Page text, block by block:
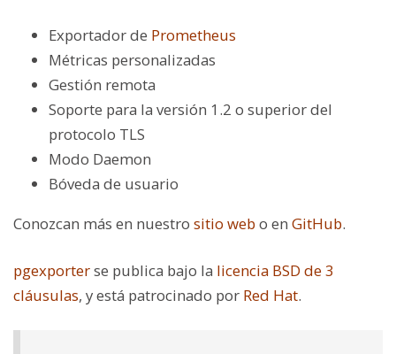
Exportador de Prometheus
Métricas personalizadas
Gestión remota
Soporte para la versión 1.2 o superior del
protocolo TLS
Modo Daemon
Bóveda de usuario
Conozcan más en nuestro sitio web o en GitHub.
pgexporterse publica bajo la licencia BSD de 3
cláusulas, y está patrocinado por Red Hat.